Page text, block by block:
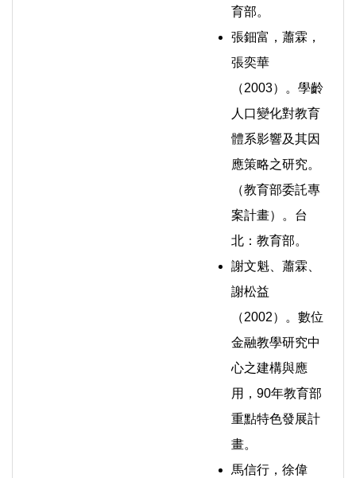
育部。
張鈿富，蕭霖，
張奕華
（2003）。學齡
人口變化對教育
體系影響及其因
應策略之研究。
（教育部委託專
案計畫）。台
北：教育部。
謝文魁、蕭霖、
謝松益
（2002）。數位
金融教學研究中
心之建構與應
用，90年教育部
重點特色發展計
畫。
馬信行，徐偉